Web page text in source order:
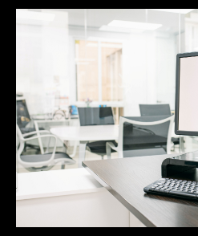
El
reconoce
que
la
carga
administrativa
les
resta
tiempo
para